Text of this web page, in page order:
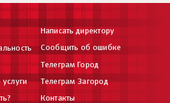
Написать директору
Сообщить об ошибке
Телеграм Город
Телеграм Загород
Контакты